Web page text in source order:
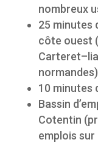
nombreux
25 minutes
côte ouest
10 minutes
Bassin
Cotentin
emplois sur